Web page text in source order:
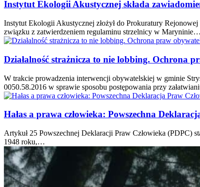
Instytut Ekologii Akustycznej składa
Instytut Ekologii Akustycznej złożył do Prokuratury
związku z zatwierdzeniem regulaminu strzelnicy w Maryninie…
Działalność strażnicza to nie lobbing. Ochrona
W trakcie prowadzenia interwencji obywatelskiej w gminie
0050.58.2016 w sprawie sposobu postępowania przy
Hałas a prawa człowieka: Powszechna
Artykuł 25 Powszechnej Deklaracji Praw Człowieka (PDPC)
1948 roku,…